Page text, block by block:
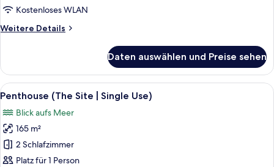
Kostenloses WLAN
Weitere Details
Weitere
Meerblick
(Formentera)
Daten auswählen und Preise sehen
Alle
Fotos
für
Penthouse
(The
Site
Hochwertige Bettwaren, Minibar,
7
Penthouse (The Site | Single Use)
Blick aufs Meer
165 m²
2 Schlafzimmer
Platz für 1 Person